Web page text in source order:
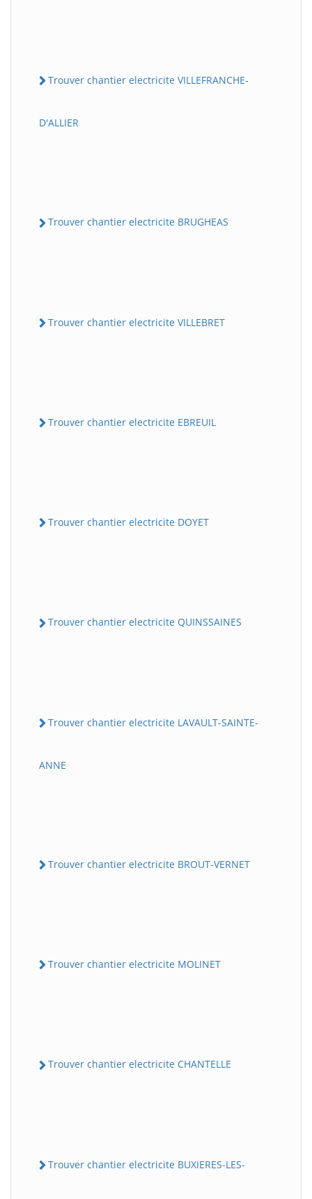
Trouver chantier electricite VILLEFRANCHE-
D'ALLIER
Trouver chantier electricite BRUGHEAS
Trouver chantier electricite VILLEBRET
Trouver chantier electricite EBREUIL
Trouver chantier electricite DOYET
Trouver chantier electricite QUINSSAINES
Trouver chantier electricite LAVAULT-SAINTE-
ANNE
Trouver chantier electricite BROUT-VERNET
Trouver chantier electricite MOLINET
Trouver chantier electricite CHANTELLE
Trouver chantier electricite BUXIERES-LES-